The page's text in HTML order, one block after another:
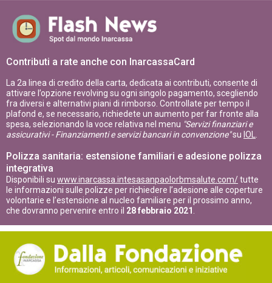
Contributi a rate anche con InarcassaCard
La 2a linea di credito della carta, dedicata ai contributi, consente di
attivare l’opzione revolving su ogni singolo pagamento, scegliendo
fra diversi e alternativi piani di rimborso. Controllate per tempo il
plafond e, se necessario, richiedete un aumento per far fronte alla
spesa, selezionando la voce relativa nel menu "Servizi finanziari e
assicurativi - Finanziamenti e servizi bancari in convenzione"su IOL
Polizza sanitaria: estensione familiari e adesione polizza
integrativa
Disponibili su www.inarcassa.intesasanpaolorbmsalute.com/tutte
le informazioni sulle polizze per richiedere l’adesione alle coperture
volontarie e l’estensione al nucleo familiare per il prossimo anno,
che dovranno pervenire entro il 28 febbraio 2021